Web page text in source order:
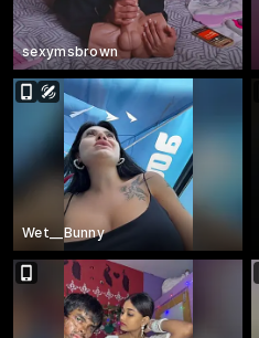
sexymsbrown
Wet__Bunny